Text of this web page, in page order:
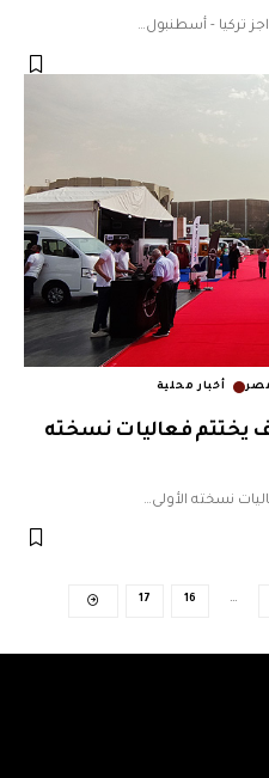
…
مصر
أخبار محلية
يختتم فعاليات نسخته
نسخته الأولى…
…
16
17